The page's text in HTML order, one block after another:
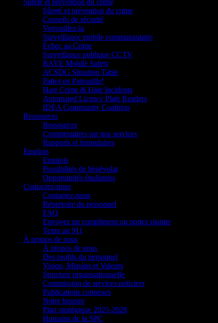
Sûreté et prévention du crime
Sûreté et prévention du crime
Conseils de sécurité
Verrouillez-la
Surveillance mobile communautaire
Échec au Crime
Surveillance publique CCTV
RAVE Mobile Safety
ACSDG Situation Table
Pattes en Patrouille!
Hate Crime & Hate Incidents
Automated Licence Plate Readers
IDEA Community Coalition
Ressources
Ressources
Commentaires sur nos services
Rapports et formulaires
Emplois
Emplois
Possibilités de bénévolat
Opportunités étudiantes
Contactez-nous
Contactez-nous
Répertoire du personnel
FAQ
Envoyez un compliment ou portez plainte
Texto au 911
À propos de nous
À propos de nous
Des profils du personnel
Vision, Mission et Valeurs
Structure organisationnelle
Commission de services policiers
Publications connexes
Notre histoire
Plan stratégique 2025-2028
Humains de la SPC